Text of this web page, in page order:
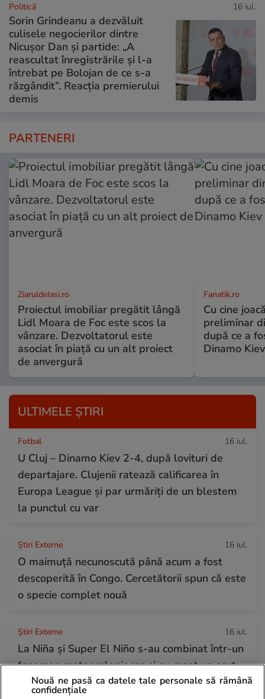
Politică 16 iul.
Sorin Grindeanu a dezvăluit
culisele negocierilor dintre
Nicușor Dan și partide: „A
reascultat înregistrările și l-a
întrebat pe Bolojan de ce s-a
răzgândit”. Reacția premierului
demis
PARTENERI
ZiaruldeIasi.ro
Proiectul imobiliar pregătit lângă
Lidl Moara de Foc este scos la
vânzare. Dezvoltatorul este
asociat în piață cu un alt proiect
de anvergură
Fanatik.ro
Cu cine
preliminar
după ce a
Dinamo
ULTIMELE ȘTIRI
Fotbal 16 iul.
U Cluj – Dinamo Kiev 2-4, după lovituri de
departajare. Clujenii ratează calificarea în
Europa League și par urmăriți de un blestem
la punctul cu var
Știri Externe 16 iul.
O maimuță necunoscută până acum a fost
descoperită în Congo. Cercetătorii spun că este
o specie complet nouă
Știri Externe 16 iul.
La Niña și Super El Niño s-au combinat într-un
fenomen meteorologic rar și au creat un scut
atmosferic împotriva uraganelor
Nouă ne pasă ca datele tale personale să rămână
confidențiale